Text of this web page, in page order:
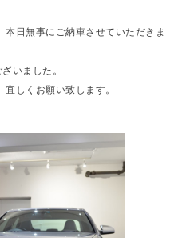
日無事にご納車させていただきま
いました。
しくお願い致します。